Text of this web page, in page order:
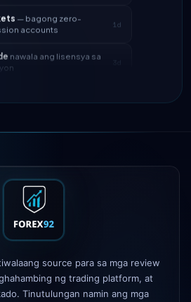
accounts
0.1 pips
ang leverage policy
— bagong zero-
accounts
nawala ang lisensya sa
3d
source para sa mga review
ng trading platform, at
Tinutulungan namin ang mga